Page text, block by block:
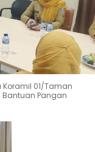
Koramil 01/Taman
Bantuan Pangan